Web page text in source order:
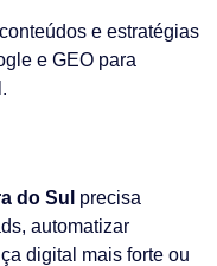
e estratégias
e GEO para
do Sul precisa
automatizar
digital mais forte ou